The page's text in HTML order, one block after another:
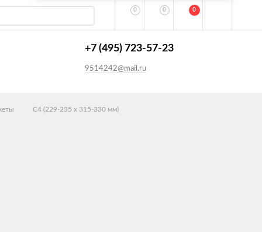
0 0 0
+7 (495) 723-57-23
9514242@mail.ru
C4 (229-235 х 315-330 мм)